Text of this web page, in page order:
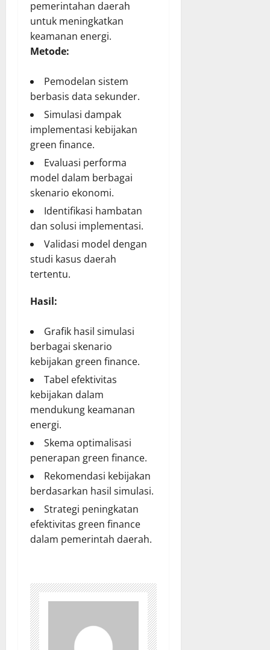
pemerintahan daerah
untuk meningkatkan
keamanan energi.
Metode:
Pemodelan sistem
berbasis data sekunder.
Simulasi dampak
implementasi kebijakan
green finance.
Evaluasi performa
model dalam berbagai
skenario ekonomi.
Identifikasi hambatan
dan solusi implementasi.
Validasi model dengan
studi kasus daerah
tertentu.
Hasil:
Grafik hasil simulasi
berbagai skenario
kebijakan green finance.
Tabel efektivitas
kebijakan dalam
mendukung keamanan
energi.
Skema optimalisasi
penerapan green finance.
Rekomendasi kebijakan
berdasarkan hasil simulasi.
Strategi peningkatan
efektivitas green finance
dalam pemerintah daerah.